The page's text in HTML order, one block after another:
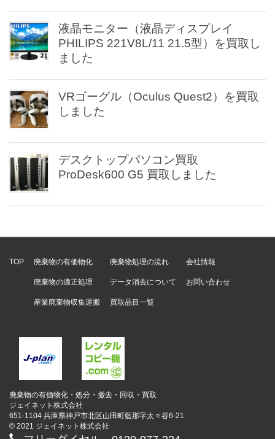
液晶モニター（液晶ディスプレイ
PHILIPS 221V8L/11 21.5型）を買取し
ました
VRゴーグル（Oculus Quest2）を買取
しました
デスクトップパソコン買取
ProDesk600 G5 買取しました
TOP 廃棄物の有価物化
廃棄物の適正処理
産業廃棄物収集運搬
廃棄物処理の流れ
データ消去について
買取品目一覧
会社情報
お問い合わせ
廃棄物の有価物化・処分・撤去・回収・買取
ジェイネット株式会社
651-1104 兵庫県神戸市北区山田町藍那字太々谷6-21
© 2021 ジェイネット株式会社